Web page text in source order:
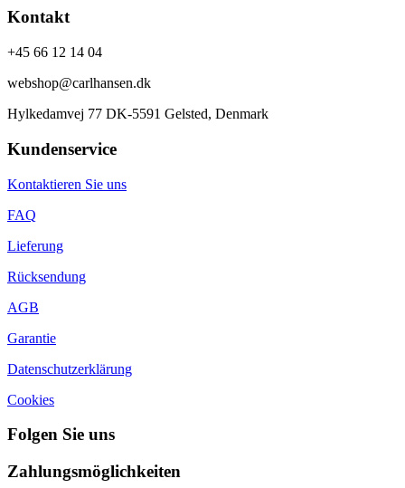
Kontakt
+45 66 12 14 04
webshop@carlhansen.dk
Hylkedamvej 77 DK-5591 Gelsted, Denmark
Kundenservice
Kontaktieren Sie uns
FAQ
Lieferung
Rücksendung
AGB
Garantie
Datenschutzerklärung
Cookies
Folgen Sie uns
Zahlungsmöglichkeiten